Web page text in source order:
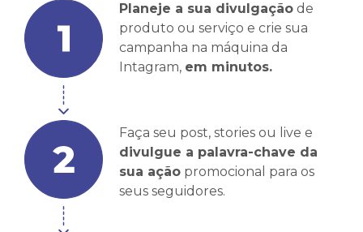
Planeje a sua divulgação de
produto ou serviço e crie sua
campanha na máquina da
Intagram, em minutos.
Faça seu post, stories ou live e
divulgue a palavra-chave da
sua ação promocional para os
seus seguidores.